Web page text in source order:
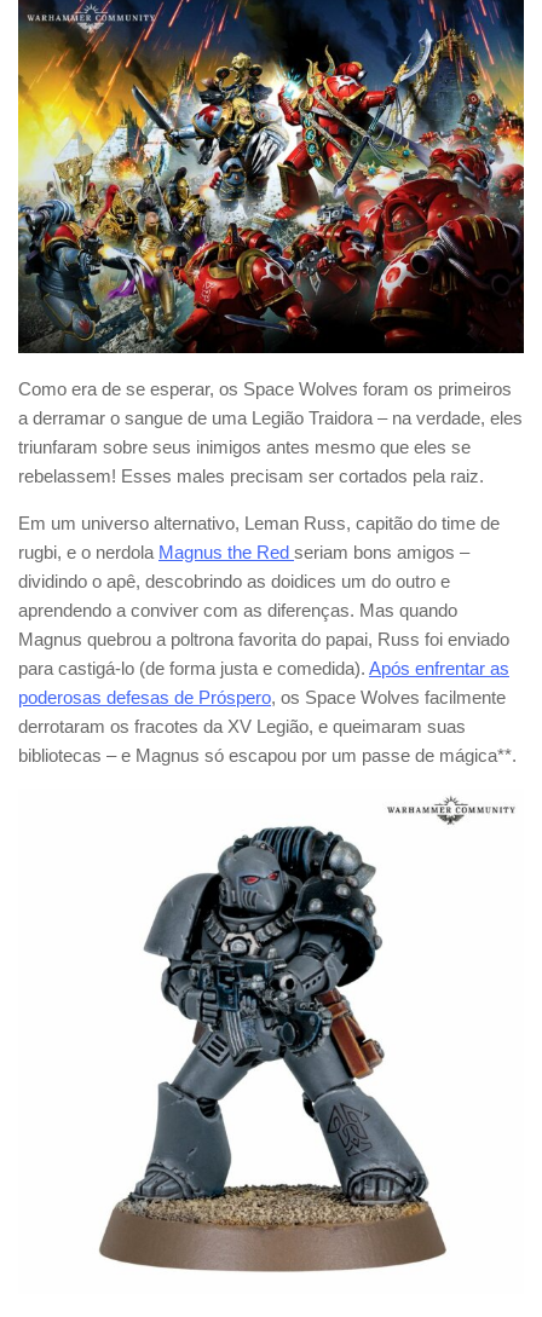
Como era de se esperar, os Space Wolves foram os primeiros
a derramar o sangue de uma Legião Traidora – na verdade, eles
triunfaram sobre seus inimigos antes mesmo que eles se
rebelassem! Esses males precisam ser cortados pela raiz.
Em um universo alternativo, Leman Russ, capitão do time de
rugbi, e o nerdola Magnus the Red seriam bons amigos –
dividindo o apê, descobrindo as doidices um do outro e
aprendendo a conviver com as diferenças. Mas quando
Magnus quebrou a poltrona favorita do papai, Russ foi enviado
para castigá-lo (de forma justa e comedida). Após enfrentar as
poderosas defesas de Próspero, os Space Wolves facilmente
derrotaram os fracotes da XV Legião, e queimaram suas
bibliotecas – e Magnus só escapou por um passe de mágica**.